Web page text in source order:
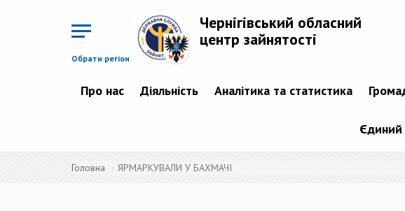
Обрати регіон
Чернігівський обласний
центр зайнятості
Про нас Діяльність Аналітика та статистика
Єдиний
Головна ЯРМАРКУВАЛИ У БАХМАЧІ